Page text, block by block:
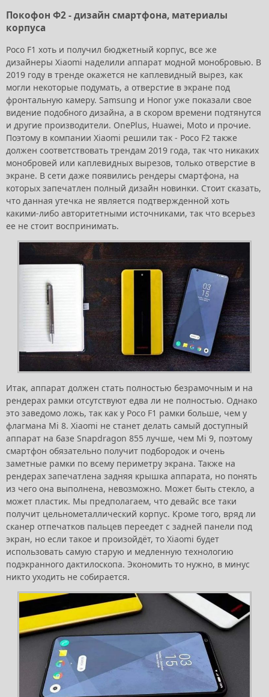
Покофон Ф2 - дизайн смартфона, материалы
корпуса
Poco F1 хоть и получил бюджетный корпус, все же
дизайнеры Xiaomi наделили аппарат модной монобровью. В
2019 году в тренде окажется не каплевидный вырез, как
могли некоторые подумать, а отверстие в экране под
фронтальную камеру. Samsung и Honor уже показали свое
видение подобного дизайна, а в скором времени подтянутся
и другие производители. OnePlus, Huawei, Moto и прочие.
Поэтому в компании Xiaomi решили так - Poco F2 также
должен соответствовать трендам 2019 года, так что никаких
монобровей или каплевидных вырезов, только отверстие в
экране. В сети даже появились рендеры смартфона, на
которых запечатлен полный дизайн новинки. Стоит сказать,
что данная утечка не является подтвержденной хоть
какими-либо авторитетными источниками, так что всерьез
ее не стоит воспринимать.
Итак, аппарат должен стать полностью безрамочным и на
рендерах рамки отсутствуют едва ли не полностью. Однако
это заведомо ложь, так как у Poco F1 рамки больше, чем у
флагмана Mi 8. Xiaomi не станет делать самый доступный
аппарат на базе Snapdragon 855 лучше, чем Mi 9, поэтому
смартфон обязательно получит подбородок и очень
заметные рамки по всему периметру экрана. Также на
рендерах запечатлена задняя крышка аппарата, но понять
из чего она выполнена, невозможно. Может быть стекло, а
может пластик. Мы предполагаем, что девайс все таки
получит цельнометаллический корпус. Кроме того, вряд ли
сканер отпечатков пальцев переедет с задней панели под
экран, но если такое и произойдёт, то Xiaomi будет
использовать самую старую и медленную технологию
подэкранного дактилоскопа. Экономить то нужно, в минус
никто уходить не собирается.